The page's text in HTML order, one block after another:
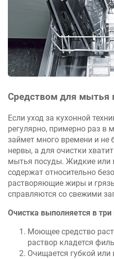
Средством для мытья
Если уход за кухонной
регулярно, примерно раз в
займет много времени и не
нервы, а для очистки
мытья посуды. Жидкие или
содержат относительно
растворяющие жиры и
справляются со свежими
Очистка выполняется в три
Моющее средство
раствор кладется
Очищается губкой или